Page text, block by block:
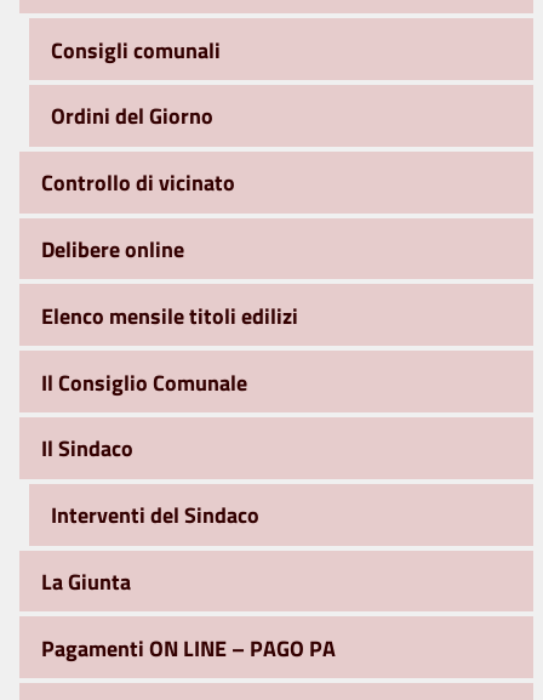
Consigli comunali
Ordini del Giorno
Controllo di vicinato
Delibere online
Elenco mensile titoli edilizi
Il Consiglio Comunale
Il Sindaco
Interventi del Sindaco
La Giunta
Pagamenti ON LINE – PAGO PA